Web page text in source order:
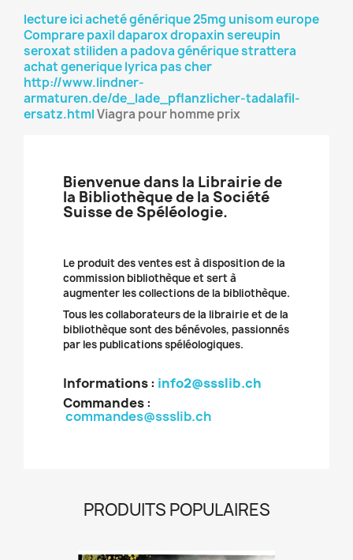
lecture iciacheté générique 25mg unisom europe
Comprare paxil daparox dropaxin sereupin
seroxat stiliden a padovagénérique strattera
achatgenerique lyrica pas cher
http://www.lindner-
armaturen.de/de_lade_pflanzlicher-tadalafil-
ersatz.htmlViagra pour homme prix
Bienvenue dans la Librairie de
la Bibliothèque de la Société
Suisse de Spéléologie.
Le produit des ventes est à disposition de la
commission bibliothèque et sert à
augmenter les collections de la bibliothèque.
Tous les collaborateurs de la librairie et de la
bibliothèque sont des bénévoles, passionnés
par les publications spéléologiques.
Informations : info2@ssslib.ch
Commandes:
commandes@ssslib.ch
PRODUITS POPULAIRES